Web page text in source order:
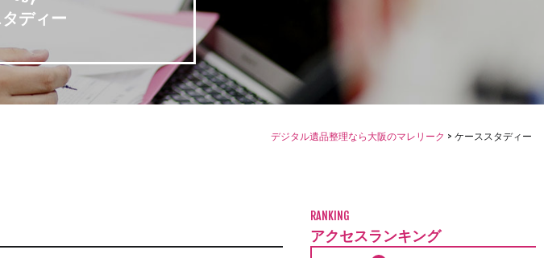
ディー
デジタル遺品整理なら大阪のマレリーク > ケーススタディー
RANKING
アクセスランキング